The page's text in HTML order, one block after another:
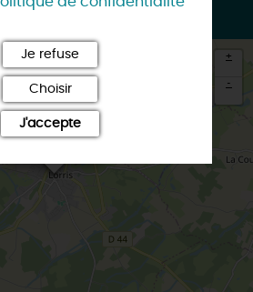
Itinéraire vers
+
-
Je refuse
Choisir
J'accepte